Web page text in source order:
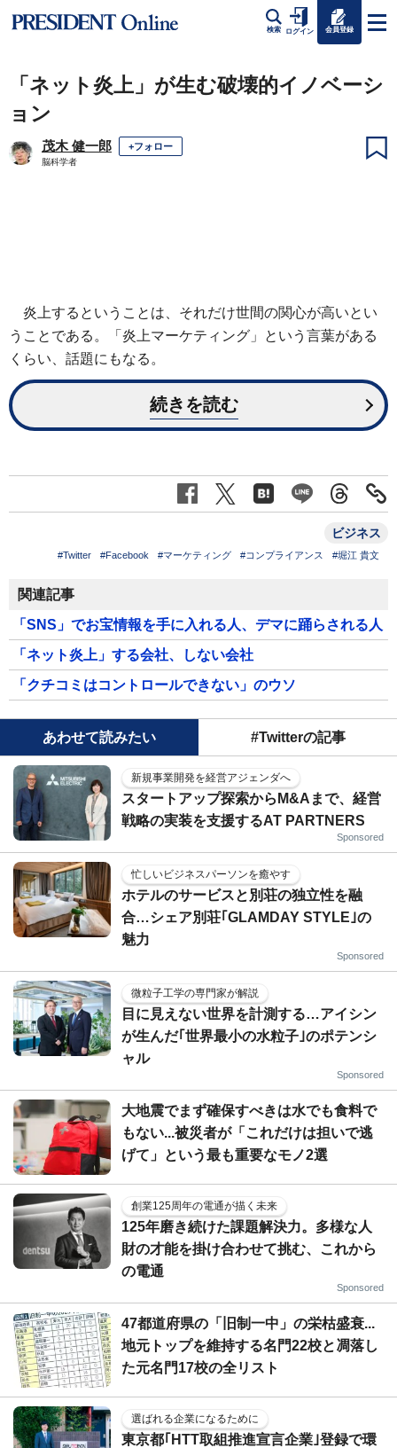
検索 ログイン 会員登録
「ネット炎上」が生む破壊的イノベーシ
ョン
茂木 健一郎 +フォロー
脳科学者
炎上するということは、それだけ世間の関心が高いとい
うことである。「炎上マーケティング」という言葉がある
くらい、話題にもなる。
続きを読む
ビジネス
#Twitter #Facebook #マーケティング #コンプライアンス #堀江 貴文
関連記事
「SNS」でお宝情報を手に入れる人、デマに踊らされる人
「ネット炎上」する会社、しない会社
「クチコミはコントロールできない」のウソ
あわせて読みたい #Twitterの記事
新規事業開発を経営アジェンダへ
スタートアップ探索からM&Aまで、経営
戦略の実装を支援するAT PARTNERS
Sponsored
忙しいビジネスパーソンを癒やす
ホテルのサービスと別荘の独立性を融
合…シェア別荘｢GLAMDAY STYLE｣の
魅力
Sponsored
微粒子工学の専門家が解説
目に見えない世界を計測する…アイシン
が生んだ｢世界最小の水粒子｣のポテンシ
ャル
Sponsored
大地震でまず確保すべきは水でも食料で
もない...被災者が「これだけは担いで逃
げて」という最も重要なモノ2選
創業125周年の電通が描く未来
125年磨き続けた課題解決力。多様な人
財の才能を掛け合わせて挑む、これから
の電通
Sponsored
47都道府県の「旧制一中」の栄枯盛衰...
地元トップを維持する名門22校と凋落し
た元名門17校の全リスト
選ばれる企業になるために
東京都｢HTT取組推進宣言企業｣登録で環